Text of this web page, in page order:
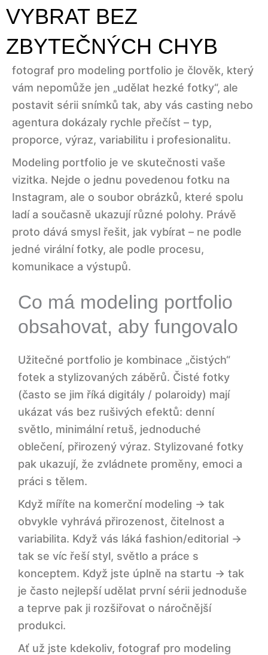
VYBRAT BEZ
ZBYTEČNÝCH CHYB
fotograf pro modeling portfolio je člověk, který
vám nepomůže jen „udělat hezké fotky“, ale
postavit sérii snímků tak, aby vás casting nebo
agentura dokázaly rychle přečíst – typ,
proporce, výraz, variabilitu i profesionalitu.
Modeling portfolio je ve skutečnosti vaše
vizitka. Nejde o jednu povedenou fotku na
Instagram, ale o soubor obrázků, které spolu
ladí a současně ukazují různé polohy. Právě
proto dává smysl řešit, jak vybírat – ne podle
jedné virální fotky, ale podle procesu,
komunikace a výstupů.
Co má modeling portfolio
obsahovat, aby fungovalo
Užitečné portfolio je kombinace „čistých“
fotek a stylizovaných záběrů. Čisté fotky
(často se jim říká digitály / polaroidy) mají
ukázat vás bez rušivých efektů: denní
světlo, minimální retuš, jednoduché
oblečení, přirozený výraz. Stylizované fotky
pak ukazují, že zvládnete proměny, emoci a
práci s tělem.
Když míříte na komerční modeling → tak
obvykle vyhrává přirozenost, čitelnost a
variabilita. Když vás láká fashion/editorial →
tak se víc řeší styl, světlo a práce s
konceptem. Když jste úplně na startu → tak
je často nejlepší udělat první sérii jednoduše
a teprve pak ji rozšiřovat o náročnější
produkci.
Ať už jste kdekoliv, fotograf pro modeling